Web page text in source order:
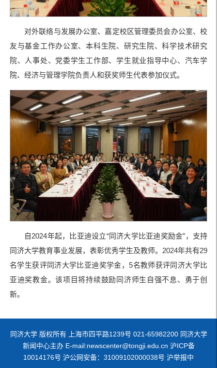
对外联络与发展办公室、嘉定校区管理委员会办公室、校
友与基金工作办公室、本科生院、研究生院、科学技术研究
院、人事处、党委学生工作部、学生就业指导中心、汽车学
院、经济与管理学院负责人和获奖师生代表参加仪式。
自2024年起，比亚迪设立“同济大学比亚迪奖励金”，支持
同济大学教育事业发展，表彰优秀学生及教师。2024年共有29
名学生获评同济大学比亚迪奖学金，5名教师获评同济大学比
亚迪奖教金。该项目将持续鼓励同济师生自强不息、勇于创
新。
同济大学 版权所有 上海市四平路1239号 021-65982200 同济大学
新闻中心主办 E-mail:newscenter@tongji.edu.cn 沪ICP备
10014176号 沪公网安备：31009102000038号 沪举报中